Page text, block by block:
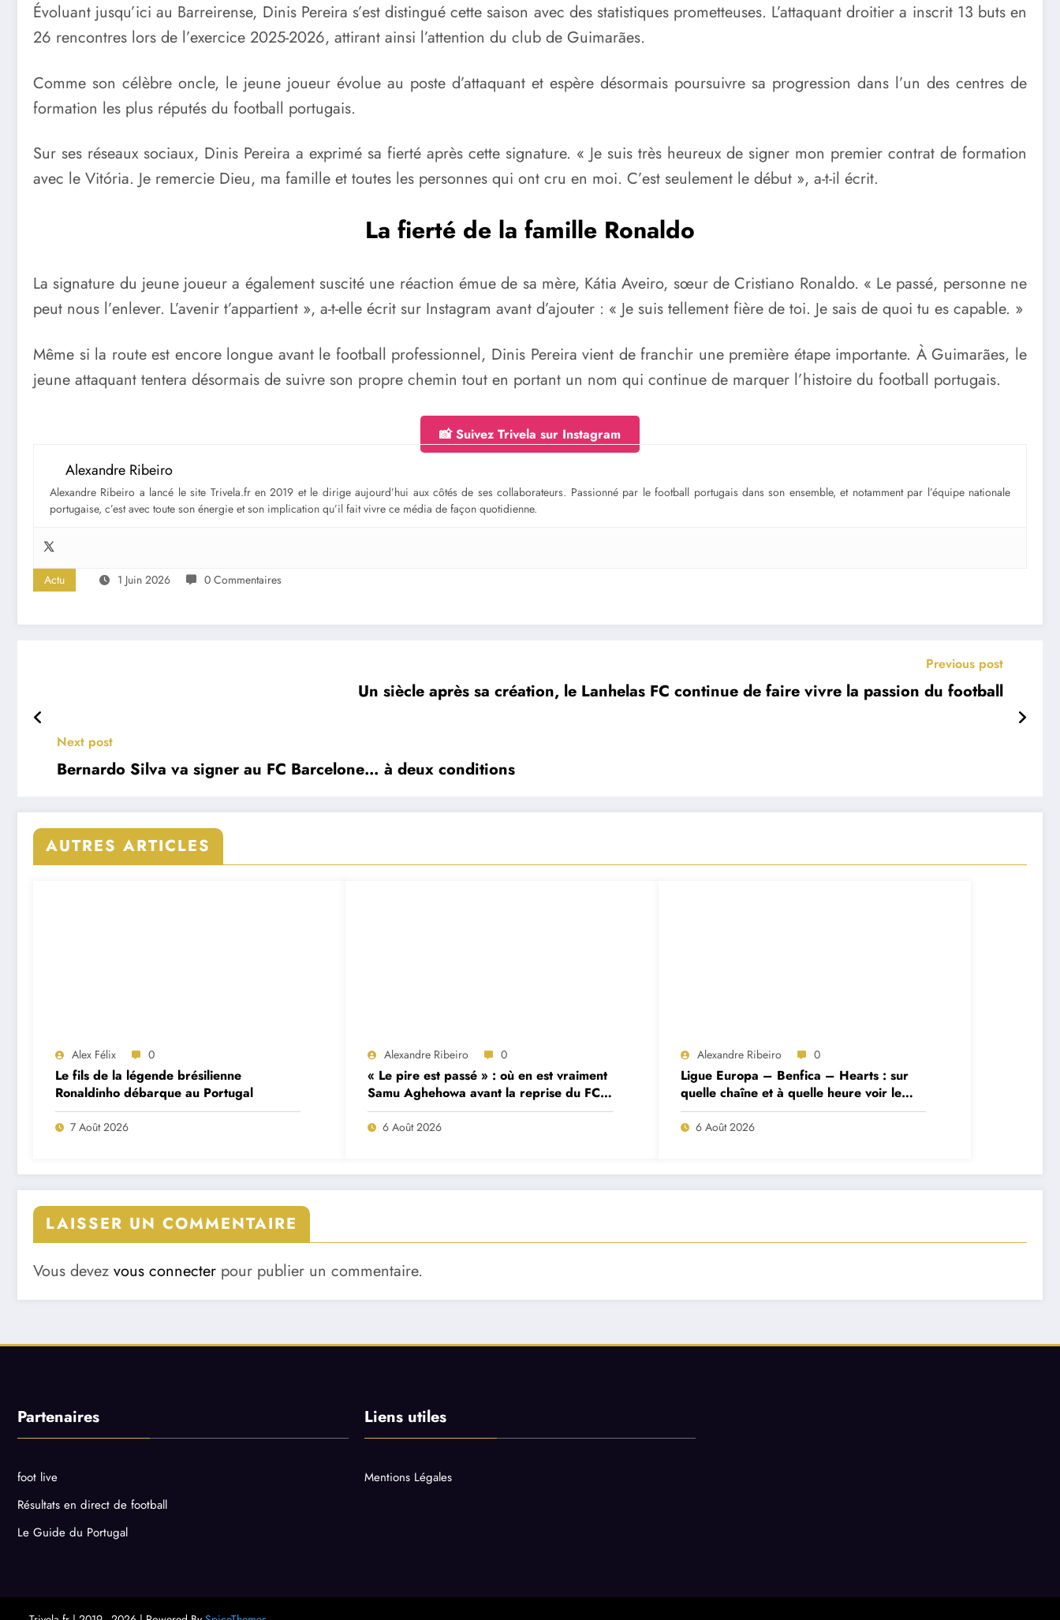
Évoluant jusqu’ici au Barreirense, Dinis Pereira s’est distingué cette saison avec des statistiques prometteuses. L’attaquant droitier a inscrit 13 buts en
26 rencontres lors de l’exercice 2025-2026, attirant ainsi l’attention du club de Guimarães.
Comme son célèbre oncle, le jeune joueur évolue au poste d’attaquant et espère désormais poursuivre sa progression dans l’un des centres de
formation les plus réputés du football portugais.
Sur ses réseaux sociaux, Dinis Pereira a exprimé sa fierté après cette signature. « Je suis très heureux de signer mon premier contrat de formation
avec le Vitória. Je remercie Dieu, ma famille et toutes les personnes qui ont cru en moi. C’est seulement le début », a-t-il écrit.
La fierté de la famille Ronaldo
La signature du jeune joueur a également suscité une réaction émue de sa mère, Kátia Aveiro, sœur deCristiano Ronaldo. « Le passé, personne ne
peut nous l’enlever. L’avenir t’appartient », a-t-elle écrit sur Instagram avant d’ajouter : « Je suis tellement fière de toi. Je sais de quoi tu es capable. »
Même si la route est encore longue avant le football professionnel, Dinis Pereira vient de franchir une première étape importante. À Guimarães, le
jeune attaquant tentera désormais de suivre son propre chemin tout en portant un nom qui continue de marquer l’histoire du football portugais.
📸 Suivez Trivela sur Instagram
Alexandre Ribeiro
Alexandre Ribeiro a lancé le site Trivela.fr en 2019 et le dirige aujourd’hui aux côtés de ses collaborateurs. Passionné par le football portugais dans son ensemble, et notamment par l’équipe nationale
portugaise, c’est avec toute son énergie et son implication qu’il fait vivre ce média de façon quotidienne.
Actu 1 Juin 2026 0 Commentaires
Previous post
Un siècle après sa création, le Lanhelas FC continue de faire vivre la passion du football
Next post
Bernardo Silva va signer au FC Barcelone… à deux conditions
AUTRES ARTICLES
Alex Félix 0
Le fils de la légende brésilienne
Ronaldinho débarque au Portugal
7 Août 2026
Alexandre Ribeiro 0
« Le pire est passé » : où en est vraiment
Samu Aghehowa avant la reprise du FC
Porto ?
6 Août 2026
Alexandre Ribeiro 0
Ligue Europa – Benfica – Hearts : sur
quelle chaîne et à quelle heure voir le
match ?
6 Août 2026
LAISSER UN COMMENTAIRE
Vous devez vous connecter pour publier un commentaire.
Partenaires
foot live
Résultats en direct de football
Le Guide du Portugal
Liens utiles
Mentions Légales